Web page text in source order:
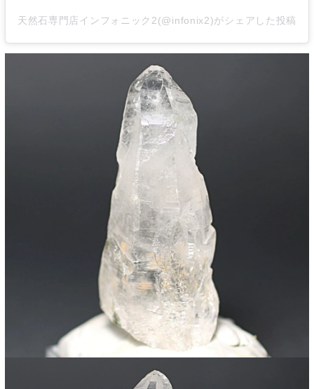
天然石専門店インフォニック2(@infonix2)がシェアした投稿